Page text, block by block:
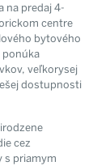
na predaj 4-
centre
bytového
veľkorysej
dostupnosti
cez
s priamym